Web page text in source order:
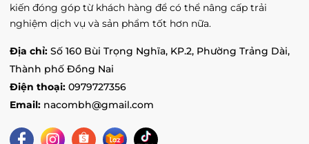
kiến đóng góp từ khách hàng để có thể nâng cấp trải
nghiệm dịch vụ và sản phẩm tốt hơn nữa.
Địa chỉ: Số 160 Bùi Trọng Nghĩa, KP.2, Phường Trảng Dài,
Thành phố Đồng Nai
Điện thoại: 0979727356
Email: nacombh@gmail.com